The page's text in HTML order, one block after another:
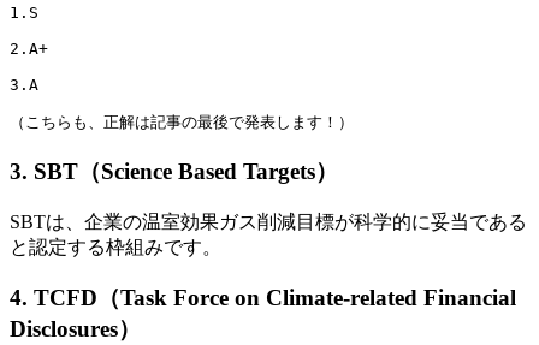
1.S
2.A+
3.A
（こちらも、正解は記事の最後で発表します！）
3. SBT（Science Based Targets）
SBTは、企業の温室効果ガス削減目標が科学的に妥当である
と認定する枠組みです。
4. TCFD（Task Force on Climate-related Financial
Disclosures）